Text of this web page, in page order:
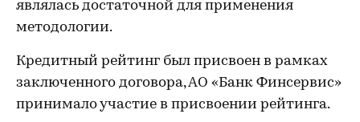
являлась достаточной для применения
методологии.
Кредитный рейтинг был присвоен в рамках
заключенного договора, АО «Банк Финсервис»
принимало участие в присвоении рейтинга.